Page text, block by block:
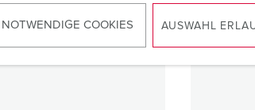
COOKIES AUSWAHL